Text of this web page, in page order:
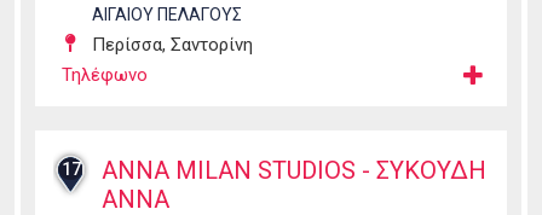
ΑΙΓΑΙΟΥ ΠΕΛΑΓΟΥΣ
Περίσσα, Σαντορίνη
Τηλέφωνο
17
ANNA MILAN STUDIOS - ΣΥΚΟΥΔΗ
ΑΝΝΑ